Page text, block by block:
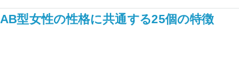
AB型女性の性格に共通する25個の特徴